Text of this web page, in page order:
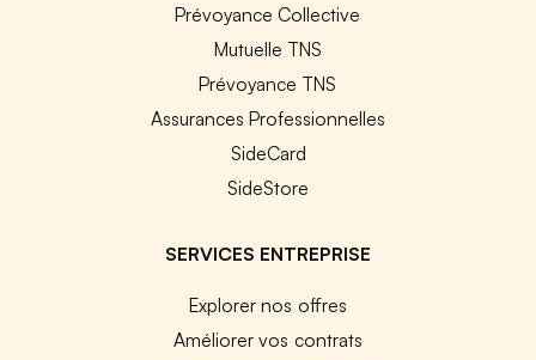
Prévoyance Collective
Mutuelle TNS
Prévoyance TNS
Assurances Professionnelles
SideCard
SideStore
SERVICES ENTREPRISE
Explorer nos offres
Améliorer vos contrats